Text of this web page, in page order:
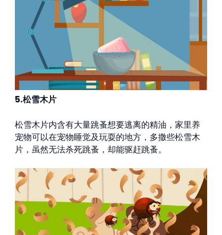
5.松雪木片
松雪木片内含有大量跳蚤想要逃离的精油，家里养
宠物可以在宠物睡觉及玩耍的地方，多撒些松雪木
片，虽然无法杀死跳蚤，却能驱赶跳蚤。